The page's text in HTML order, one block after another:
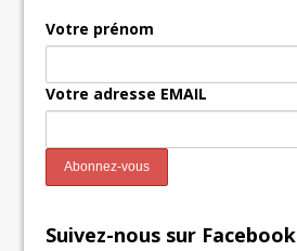
Votre prénom
Votre adresse EMAIL
Suivez-nous sur Facebook